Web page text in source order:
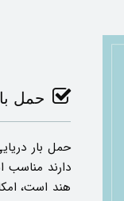
حمل
حمل بار
دارند مناسب
هند است،